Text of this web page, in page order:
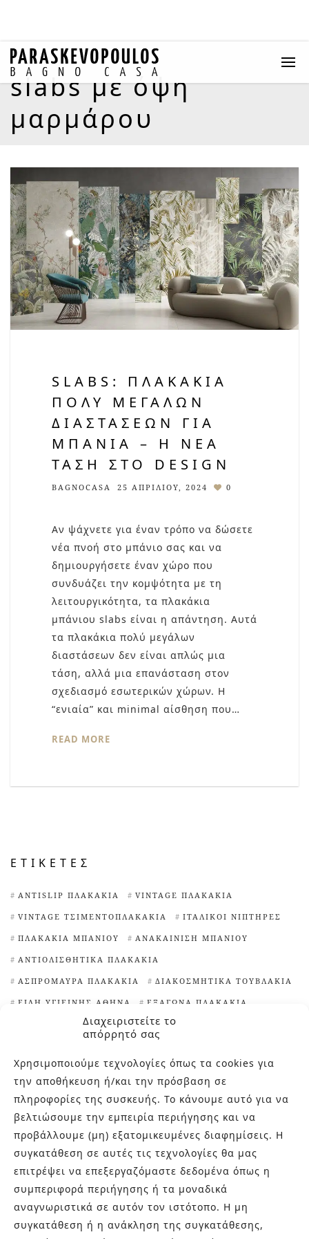
Διαχειριστείτε το
απόρρητό σας
Χρησιμοποιούμε τεχνολογίες όπως τα cookies για
την αποθήκευση ή/και την πρόσβαση σε
πληροφορίες της συσκευής. Το κάνουμε αυτό για να
βελτιώσουμε την εμπειρία περιήγησης και να
προβάλλουμε (μη) εξατομικευμένες διαφημίσεις. Η
συγκατάθεση σε αυτές τις τεχνολογίες θα μας
επιτρέψει να επεξεργαζόμαστε δεδομένα όπως η
συμπεριφορά περιήγησης ή τα μοναδικά
αναγνωριστικά σε αυτόν τον ιστότοπο. Η μη
συγκατάθεση ή η ανάκληση της συγκατάθεσης,
slabs με όψη
μαρμάρου
SLABS: ΠΛΑΚΆΚΙΑ
ΠΟΛΎ ΜΕΓΆΛΩΝ
ΔΙΑΣΤΆΣΕΩΝ ΓΙΑ
ΜΠΆΝΙΑ – Η ΝΈΑ
ΤΆΣΗ ΣΤΟ DESIGN
BAGNOCASA 25 ΑΠΡΙΛΊΟΥ, 2024 0
Αν ψάχνετε για έναν τρόπο να δώσετε
νέα πνοή στο μπάνιο σας και να
δημιουργήσετε έναν χώρο που
συνδυάζει την κομψότητα με τη
λειτουργικότητα, τα πλακάκια
μπάνιου slabs είναι η απάντηση. Αυτά
τα πλακάκια πολύ μεγάλων
διαστάσεων δεν είναι απλώς μια
τάση, αλλά μια επανάσταση στον
σχεδιασμό εσωτερικών χώρων. Η
“ενιαία” και minimal αίσθηση που…
READ MORE
ΕΤΙΚΈΤΕΣ
ANTISLIP ΠΛΑΚΆΚΙΑ VINTAGE ΠΛΑΚΆΚΙΑ
VINTAGE ΤΣΙΜΕΝΤΟΠΛΑΚΆΚΙΑ ΙΤΑΛΙΚΟΊ ΝΙΠΤΉΡΕΣ
ΠΛΑΚΆΚΙΑ ΜΠΆΝΙΟΥ ΑΝΑΚΑΊΝΙΣΗ ΜΠΆΝΙΟΥ
ΑΝΤΙΟΛΙΣΘΗΤΙΚΆ ΠΛΑΚΆΚΙΑ
ΑΣΠΡΌΜΑΥΡΑ ΠΛΑΚΆΚΙΑ ΔΙΑΚΟΣΜΗΤΙΚΆ ΤΟΥΒΛΆΚΙΑ
ΕΊΔΗ ΥΓΙΕΙΝΉΣ ΑΘΉΝΑ ΕΞΆΓΩΝΑ ΠΛΑΚΆΚΙΑ
ΙΔΈΕΣ ΓΙΑ ΠΛΑΚΆΚΙΑ ΚΟΥΖΊΝΑΣ
ΙΔΙΑΊΤΕΡΑ ΠΛΑΚΆΚΙΑ ΚΟΥΖΊΝΑΣ
ΙΔΙΑΊΤΕΡΕΣ ΨΗΦΊΔΕΣ ΠΙΣΊΝΑΣ
ΜΑΡΟΚΙΝΆ ΠΛΑΚΆΚΙΑ
ΜΠΑΝΙΈΡΕΣ ΕΛΕΎΘΕΡΗΣ ΤΟΠΟΘΈΤΗΣΗΣ ΝΙΠΤΉΡΕΣ
ΝΙΠΤΉΡΕΣ ΜΠΆΝΙΟΥ ΠΕΡΊΕΡΓΑ ΠΛΑΚΆΚΙΑ ΠΙΣΊΝΕΣ
ΠΛΑΚΆΚΙΑ TERRAZZO ΠΛΑΚΆΚΙΑ ΑΠΟΜΊΜΗΣΗ ΞΎΛΟΥ
ΠΛΑΚΆΚΙΑ ΓΙΑ ΕΠΈΝΔΥΣΗ ΤΟΊΧΩΝ